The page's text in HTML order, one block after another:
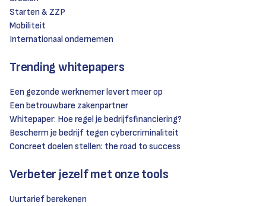
Starten & ZZP
Mobiliteit
Internationaal ondernemen
Trending whitepapers
Een gezonde werknemer levert meer op
Een betrouwbare zakenpartner
Whitepaper: Hoe regel je bedrijfsfinanciering?
Bescherm je bedrijf tegen cybercriminaliteit
Concreet doelen stellen: the road to success
Verbeter jezelf met onze tools
Uurtarief berekenen